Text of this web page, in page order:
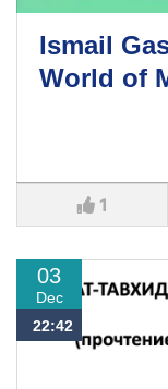
Ismail
World of
1
03
Dec
22:42